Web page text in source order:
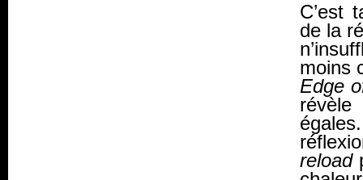
C’est
de la
moins
Edge
reload